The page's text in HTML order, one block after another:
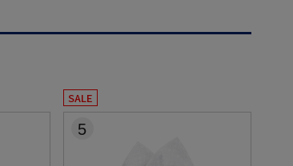
SALE
5